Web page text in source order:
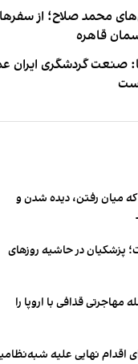
قاهره
صنعت گردشگری ایران
که میان رفتن، دیده شدن و
پزشکیان در حاشیه روزهای
قذافی با اروپا را
اقدام نهایی علیه